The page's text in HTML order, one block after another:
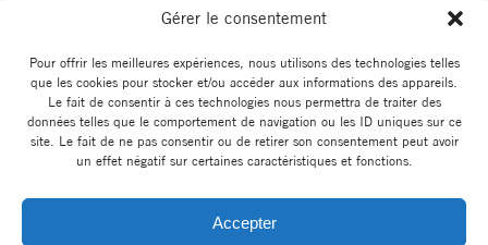
Gérer le consentement
Pour offrir les meilleures expériences, nous utilisons des technologies telles
que les cookies pour stocker et/ou accéder aux informations des appareils.
Le fait de consentir à ces technologies nous permettra de traiter des
données telles que le comportement de navigation ou les ID uniques sur ce
site. Le fait de ne pas consentir ou de retirer son consentement peut avoir
un effet négatif sur certaines caractéristiques et fonctions.
Accepter
CONTACT :
E-mail :contact@marsillargues.fr
Comm'un